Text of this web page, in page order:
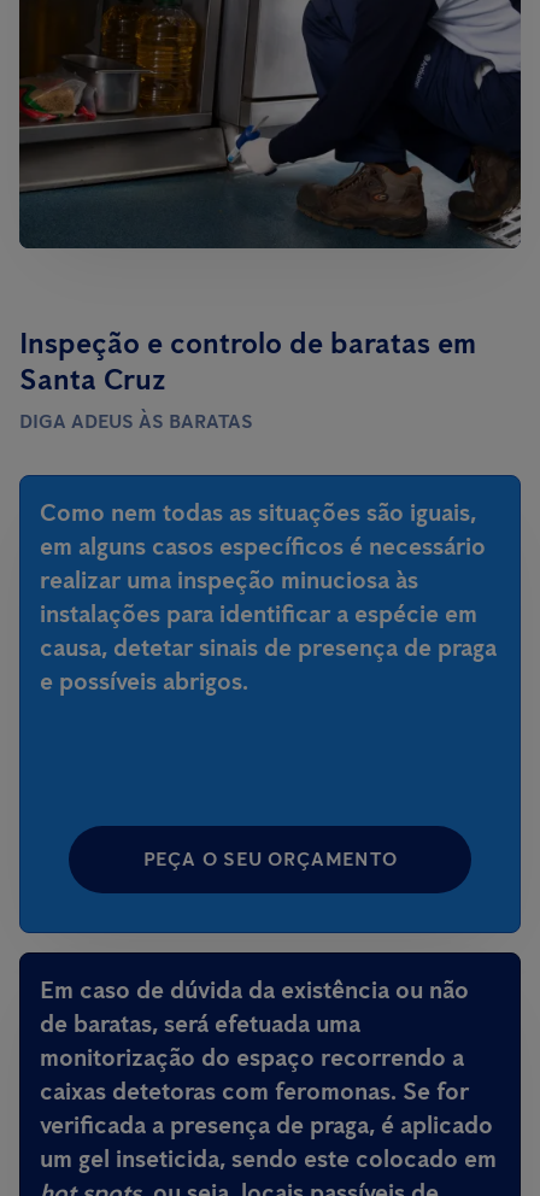
Inspeção e controlo de baratas em
Santa Cruz
DIGA ADEUS ÀS BARATAS
Como nem todas as situações são iguais,
em alguns casos específicos é necessário
realizar uma inspeção minuciosa às
instalações para identificar a espécie em
causa, detetar sinais de presença de praga
e possíveis abrigos.
PEÇA O SEU ORÇAMENTO
Em caso de dúvida da existência ou não
de baratas, será efetuada uma
monitorização do espaço recorrendo a
caixas detetoras com feromonas. Se for
verificada a presença de praga, é aplicado
um gel inseticida, sendo este colocado em